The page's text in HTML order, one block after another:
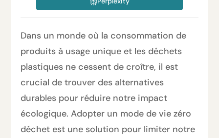
Dans un monde où la consommation de
produits à usage unique et les déchets
plastiques ne cessent de croître, il est
crucial de trouver des alternatives
durables pour réduire notre impact
écologique. Adopter un mode de vie zéro
déchet est une solution pour limiter notre